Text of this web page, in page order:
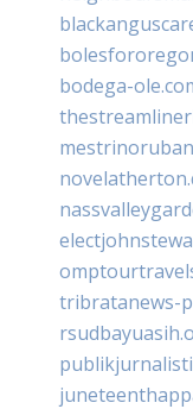
bodega-
tribratanews-